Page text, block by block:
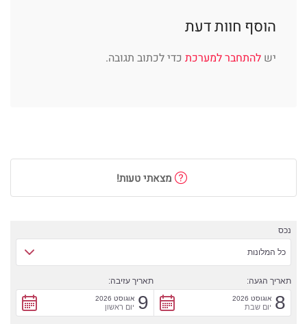
הוסף חוות דעת
יש להתחבר למערכת כדי לכתוב תגובה.
מצאתי טעות!
נכס
כל המלונות
תאריך הגעה:
8 אוגוסט 2026
יום שבת
תאריך עזיבה:
9 אוגוסט 2026
יום ראשון